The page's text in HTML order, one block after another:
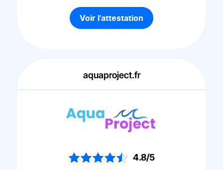
Voir l'attestation
aquaproject.fr
4.8/5